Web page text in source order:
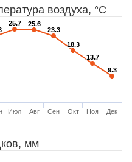
воздуха, °C
25.7
25.7 25.6
25.6
23.3
23.3
18.3
18.3
13.7
13.7
9.3
9.3
Июл Авг Сен Окт Ноя Дек
мм